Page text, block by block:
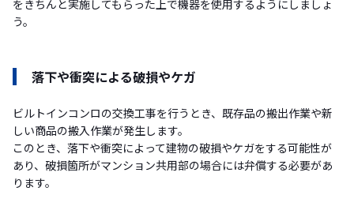
をきちんと実施してもらった上で機器を使用するようにしましょ
う。
落下や衝突による破損やケガ
ビルトインコンロの交換工事を行うとき、既存品の搬出作業や新
しい商品の搬入作業が発生します。
このとき、落下や衝突によって建物の破損やケガをする可能性が
あり、破損箇所がマンション共用部の場合には弁償する必要があ
ります。